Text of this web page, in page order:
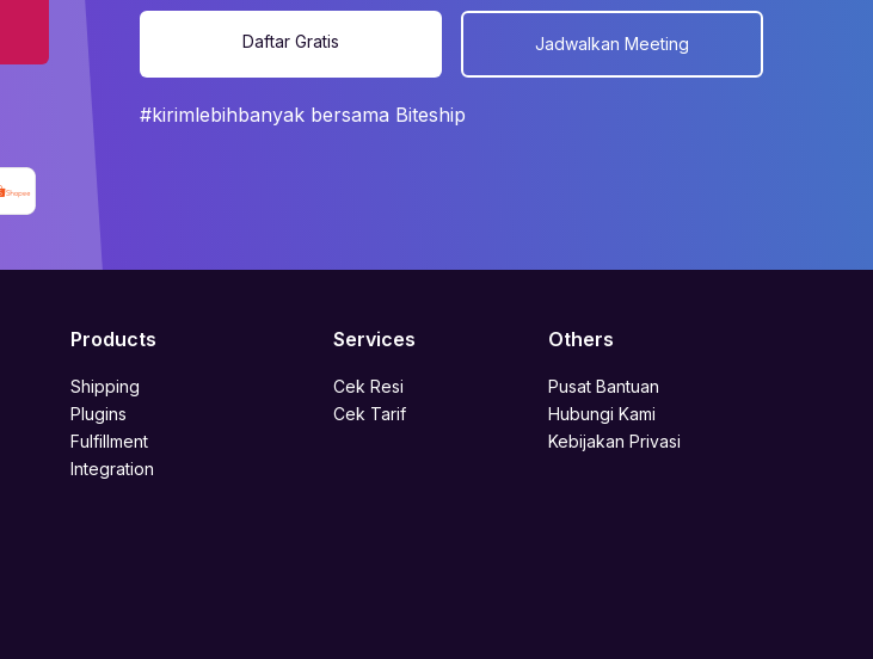
Daftar Gratis Jadwalkan Meeting
#kirimlebihbanyak bersama Biteship
Products
Shipping
Plugins
Fulfillment
Integration
Services
Cek Resi
Cek Tarif
Others
Pusat Bantuan
Hubungi Kami
Kebijakan Privasi